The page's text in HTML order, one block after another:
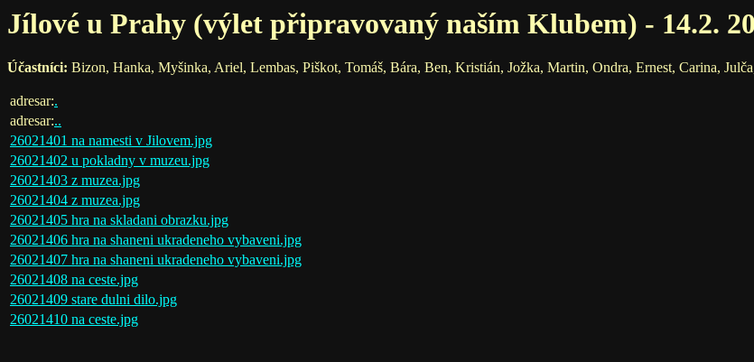
Jílové u Prahy (výlet připravovaný naším Klubem) - 14.2.
Účastníci: Bizon, Hanka, Myšinka, Ariel, Lembas, Piškot, Tomáš, Bára, Ben, Kristián, Jožka, Martin, Ondra, Ernest, Carina,
adresar:.
adresar:..
26021401 na namesti v Jilovem.jpg
26021402 u pokladny v muzeu.jpg
26021403 z muzea.jpg
26021404 z muzea.jpg
26021405 hra na skladani obrazku.jpg
26021406 hra na shaneni ukradeneho vybaveni.jpg
26021407 hra na shaneni ukradeneho vybaveni.jpg
26021408 na ceste.jpg
26021409 stare dulni dilo.jpg
26021410 na ceste.jpg